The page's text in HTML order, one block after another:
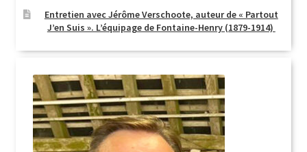
Entretien avec Jérôme Verschoote, auteur de « Partout
J’en Suis ». L’équipage de Fontaine-Henry (1879-1914)